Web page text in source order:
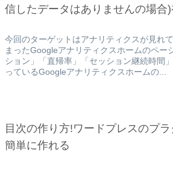
信したデータはありませんの場合)
今回のターゲットはアナリティクスが見れ
まったGoogleアナリティクスホームのペー
ション」「直帰率」「セッション継続時間
っているGoogleアナリティクスホームの...
目次の作り方!ワードプレスのプ
簡単に作れる